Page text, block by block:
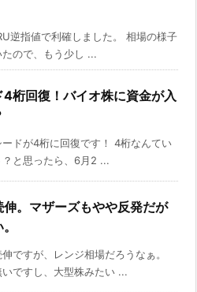
逆指値で利確しました。 相場の様子
ので、もう少し ...
4桁回復！バイオ株に資金が入
ードが4桁に回復です！ 4桁なんてい
と思ったら、6月2 ...
伸。マザーズもやや反発だが
ですが、レンジ相場だろうなぁ。
ですし、大型株みたい ...